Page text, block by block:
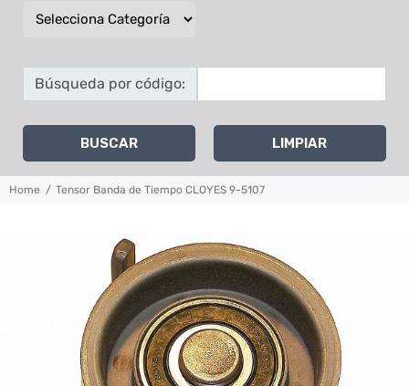
Búsqueda por código:
BUSCAR LIMPIAR
Home Tensor Banda de Tiempo CLOYES 9-5107